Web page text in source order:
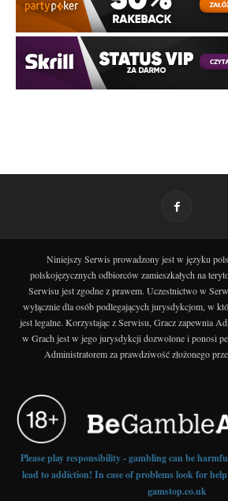
Niniejszy Serwis prowadzony jest w języku
polskojęzycznych odbiorców zamieszkałych na
Serwisu jest zgodne z prawem. Uczestnictwo w
wyłącznie dla osób podlegających jurysdykcjom, w
jest legalne. Korzystając z Serwisu, Gracz zapewnia
w Grach jest w jego jurysdykcji dozwolone i ponosi
Administratorem za prawdziwość złożonego
Please play responsibility - gambling can be
lead to addiction! In case of problems look for
gamstop.co.uk